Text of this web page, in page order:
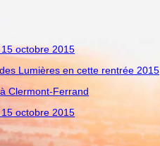
octobre 2015
Lumières en cette rentrée 2015
Clermont-Ferrand
octobre 2015